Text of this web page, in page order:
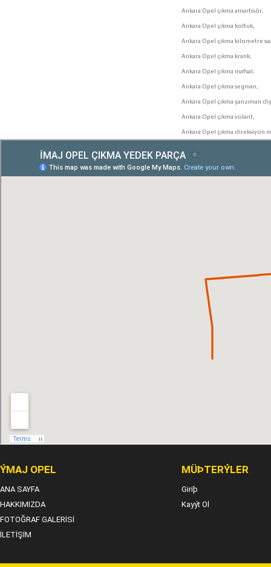
Ankara Opel çıkma amartisör,
Ankara Opel çıkma koltuk,
Ankara Opel çıkma kilometre
Ankara Opel çıkma krank,
Ankara Opel çıkma mafsal,
Ankara Opel çıkma segman,
Ankara Opel çıkma şanzıman
Ankara Opel çıkma volant,
Ankara Opel çıkma direksiyon
ÝMAJ OPEL
ANA SAYFA
HAKKIMIZDA
FOTOĞRAF GALERİSİ
İLETİŞİM
MÜÞTERÝLER
Giriþ
Kayýt Ol